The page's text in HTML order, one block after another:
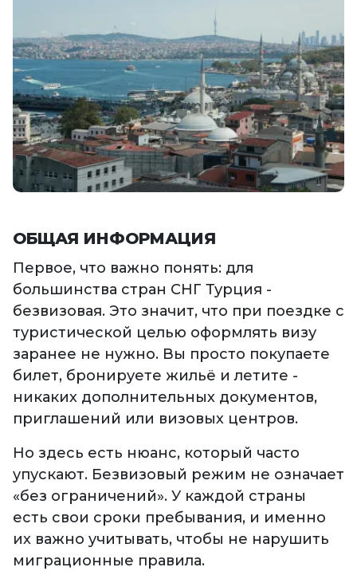
ОБЩАЯ ИНФОРМАЦИЯ
Первое, что важно понять: для
большинства стран СНГ Турция -
безвизовая. Это значит, что при поездке с
туристической целью оформлять визу
заранее не нужно. Вы просто покупаете
билет, бронируете жильё и летите -
никаких дополнительных документов,
приглашений или визовых центров.
Но здесь есть нюанс, который часто
упускают. Безвизовый режим не означает
«без ограничений». У каждой страны
есть свои сроки пребывания, и именно
их важно учитывать, чтобы не нарушить
миграционные правила.